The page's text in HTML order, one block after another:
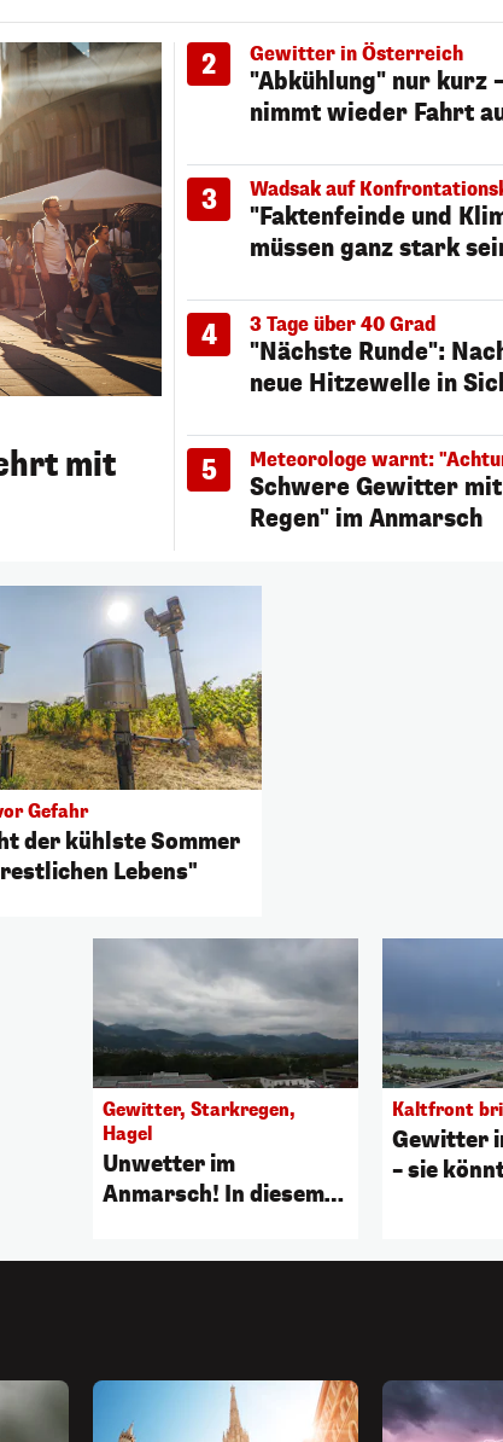
mit
2 Gewitter in Österreich
"Abkühlung" nur kurz
nimmt wieder Fahrt
3 Wadsak auf
"Faktenfeinde und
müssen ganz stark
4 3 Tage über 40 Grad
"Nächste Runde":
neue Hitzewelle in
5 Meteorologe warnt:
Schwere Gewitter
Regen" im Anmarsch
Gefahr
der kühlste Sommer
Lebens"
Gewitter, Starkregen,
Hagel
Unwetter im
Anmarsch! In diesem
heftig
Kaltfront
Gewitter
– sie